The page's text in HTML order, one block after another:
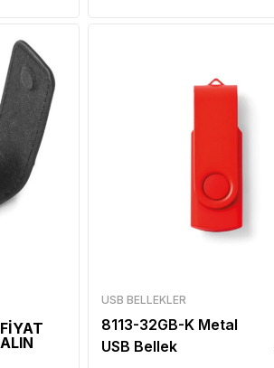
FİYAT
ALIN
USB BELLEKLER
8113-32GB-K Metal
USB Bellek